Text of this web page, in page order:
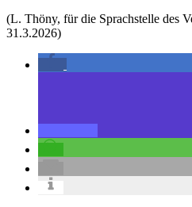
(L. Thöny, für die Sprachstelle des
31.3.2026)